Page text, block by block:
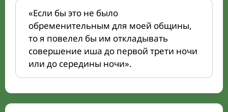
«Если бы это не было
обременительным для моей общины,
то я повелел бы им откладывать
совершение иша до первой трети ночи
или до середины ночи».